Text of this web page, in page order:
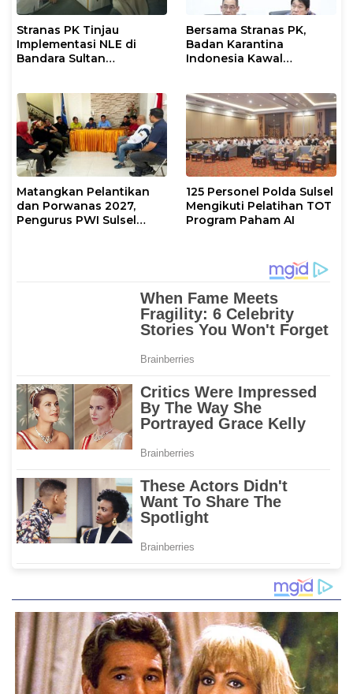
Stranas PK Tinjau
Implementasi NLE di
Bandara Sultan
Bersama Stranas PK,
Badan Karantina
Indonesia Kawal
Matangkan Pelantikan
dan Porwanas 2027,
Pengurus PWI Sulsel
125 Personel Polda Sulsel
Mengikuti Pelatihan TOT
Program Paham AI